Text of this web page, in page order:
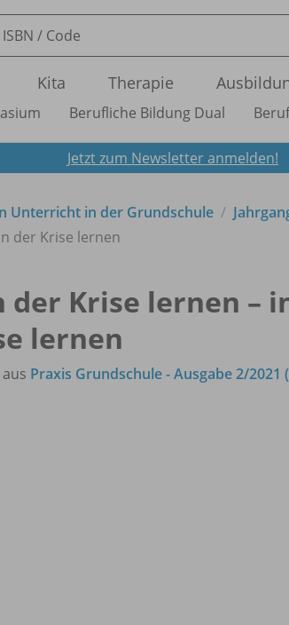
Kita Therapie
Berufliche Bildung Dual
Jetzt zum Newsletter anmelden!
Unterricht in der Grundschule
der Krise lernen
der Krise lernen –
lernen
Praxis Grundschule - Ausgabe 2/2021